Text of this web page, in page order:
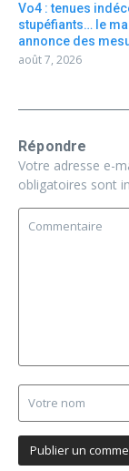
Vo4 : tenues
stupéfiants… le
annonce des
août 7, 2026
Répondre
Votre adresse e-
obligatoires sont